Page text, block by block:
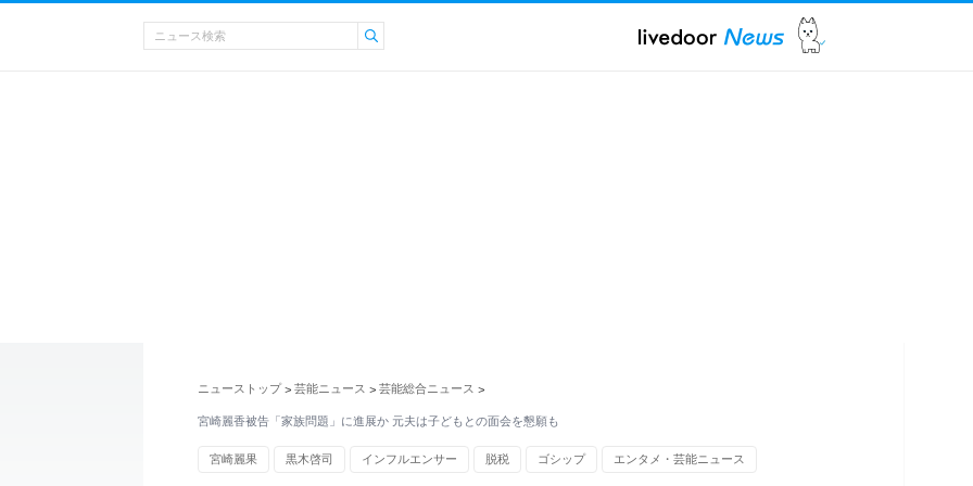
ニューストップ > 芸能ニュース > 芸能総合ニュース >
宮崎麗香被告「家族問題」に進展か 元夫は子どもとの面会を懇願も
宮崎麗果 黒木啓司 インフルエンサー 脱税 ゴシップ エンタメ・芸能ニュース